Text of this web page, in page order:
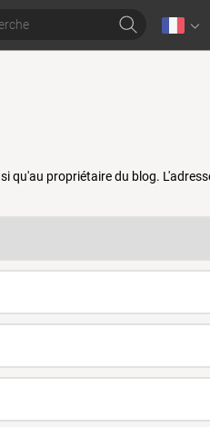
qu'au propriétaire du blog.